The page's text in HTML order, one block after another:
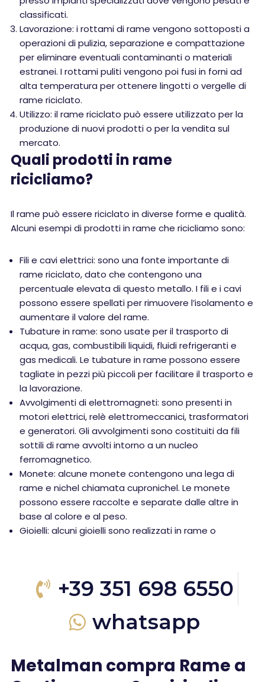
classificati.
Lavorazione: i rottami di rame vengono sottoposti a
operazioni di pulizia, separazione e compattazione
per eliminare eventuali contaminanti o materiali
estranei. I rottami puliti vengono poi fusi in forni ad
alta temperatura per ottenere lingotti o vergelle di
rame riciclato.
Utilizzo: il rame riciclato può essere utilizzato per la
produzione di nuovi prodotti o per la vendita sul
mercato.
Quali prodotti in rame
ricicliamo?
Il rame può essere riciclato in diverse forme e qualità.
Alcuni esempi di prodotti in rame che ricicliamo sono:
Fili e cavi elettrici: sono una fonte importante di
rame riciclato, dato che contengono una
percentuale elevata di questo metallo. I fili e i cavi
possono essere spellati per rimuovere l’isolamento e
aumentare il valore del rame.
Tubature in rame: sono usate per il trasporto di
acqua, gas, combustibili liquidi, fluidi refrigeranti e
gas medicali. Le tubature in rame possono essere
tagliate in pezzi più piccoli per facilitare il trasporto e
la lavorazione.
Avvolgimenti di elettromagneti: sono presenti in
motori elettrici, relè elettromeccanici, trasformatori
e generatori. Gli avvolgimenti sono costituiti da fili
sottili di rame avvolti intorno a un nucleo
ferromagnetico.
Monete: alcune monete contengono una lega di
rame e nichel chiamata cupronichel. Le monete
possono essere raccolte e separate dalle altre in
base al colore e al peso.
Gioielli: alcuni gioielli sono realizzati in rame o
+39 351 698 6550
whatsapp
Metalman compra Rame a